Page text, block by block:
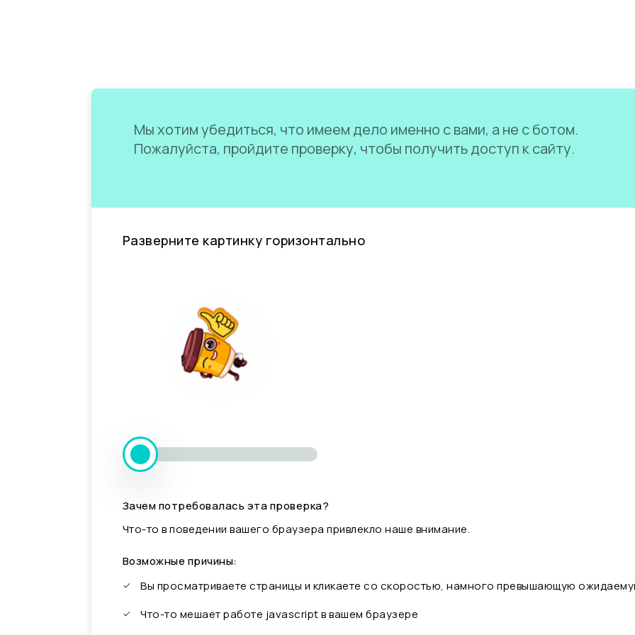
Мы хотим убедиться, что имеем дело именно с вами, а не с ботом.
Пожалуйста, пройдите проверку, чтобы получить доступ к сайту.
Разверните картинку горизонтально
Зачем потребовалась эта проверка?
Что-то в поведении вашего браузера привлекло наше внимание.
Возможные причины:
Вы просматриваете страницы и кликаете со скоростью, намного превышающую
Что-то мешает работе javascript в вашем браузере